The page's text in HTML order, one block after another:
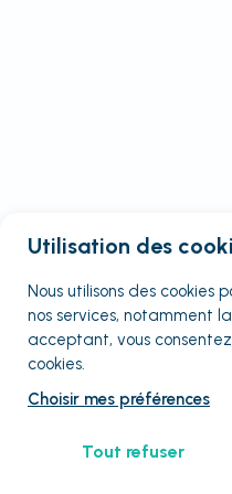
Utilisation des
Nous utilisons des cookies
nos services, notamment
acceptant, vous
cookies.
Choisir mes préférences
Tout refuser